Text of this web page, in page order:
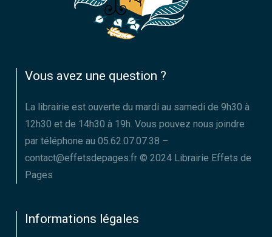
Vous avez une question ?
La librairie est ouverte du mardi au samedi de 9h30 à
12h30 et de 14h30 à 19h. Vous pouvez nous joindre
par téléphone au 05.62.07.07.38 –
contact@effetsdepages.fr © 2024 Librairie Effets de
Pages
Informations légales